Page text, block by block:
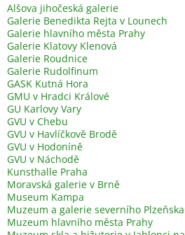
Alšova jihočeská galerie
Galerie Benedikta Rejta v Lounech
Galerie hlavního města Prahy
Galerie Klatovy Klenová
Galerie Roudnice
Galerie Rudolfinum
GASK Kutná Hora
GMU v Hradci Králové
GU Karlovy Vary
GVU v Chebu
GVU v Havlíčkově Brodě
GVU v Hodoníně
GVU v Náchodě
Kunsthalle Praha
Moravská galerie v Brně
Museum Kampa
Muzeum a galerie severního Plzeňska
Muzeum hlavního města Prahy